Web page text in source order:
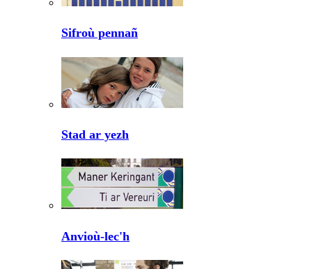
Sifroù pennañ
Stad ar yezh
Anvioù-lec'h